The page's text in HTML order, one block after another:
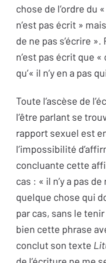
chose de l’ordre du
n’est pas écrit »
de ne pas s’écrire ».
n’est pas écrit que
qu’« il n’y en a pas
Toute l’ascèse de
l’être parlant se
rapport sexuel est
l’impossibilité
concluante cette
cas : « il n’y a pas
quelque chose qui
par cas, sans le
bien cette phrase
conclut son texte